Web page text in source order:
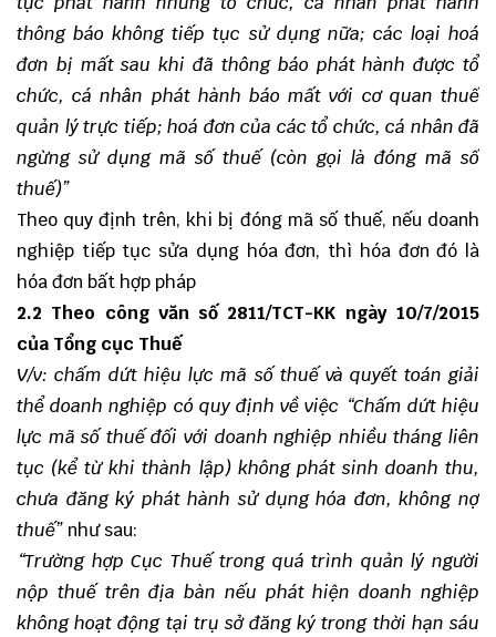
thông báo không tiếp tục sử dụng nữa; các loại hoá
đơn bị mất sau khi đã thông báo phát hành được tổ
chức, cá nhân phát hành báo mất với cơ quan thuế
quản lý trực tiếp; hoá đơn của các tổ chức, cá nhân đã
ngừng sử dụng mã số thuế (còn gọi là đóng mã số
thuế)”
Theo quy định trên, khi bị đóng mã số thuế, nếu doanh
nghiệp tiếp tục sửa dụng hóa đơn, thì hóa đơn đó là
hóa đơn bất hợp pháp
2.2 Theo công văn số 2811/TCT-KK ngày 10/7/2015
của Tổng cục Thuế
V/v: chấm dứt hiệu lực mã số thuế và quyết toán giải
thể doanh nghiệp có quy định về việc “Chấm dứt hiệu
lực mã số thuế đối với doanh nghiệp nhiều tháng liên
tục (kể từ khi thành lập) không phát sinh doanh thu,
chưa đăng ký phát hành sử dụng hóa đơn, không nợ
thuế” như sau:
“Trường hợp Cục Thuế trong quá trình quản lý người
nộp thuế trên địa bàn nếu phát hiện doanh nghiệp
không hoạt động tại trụ sở đăng ký trong thời hạn sáu